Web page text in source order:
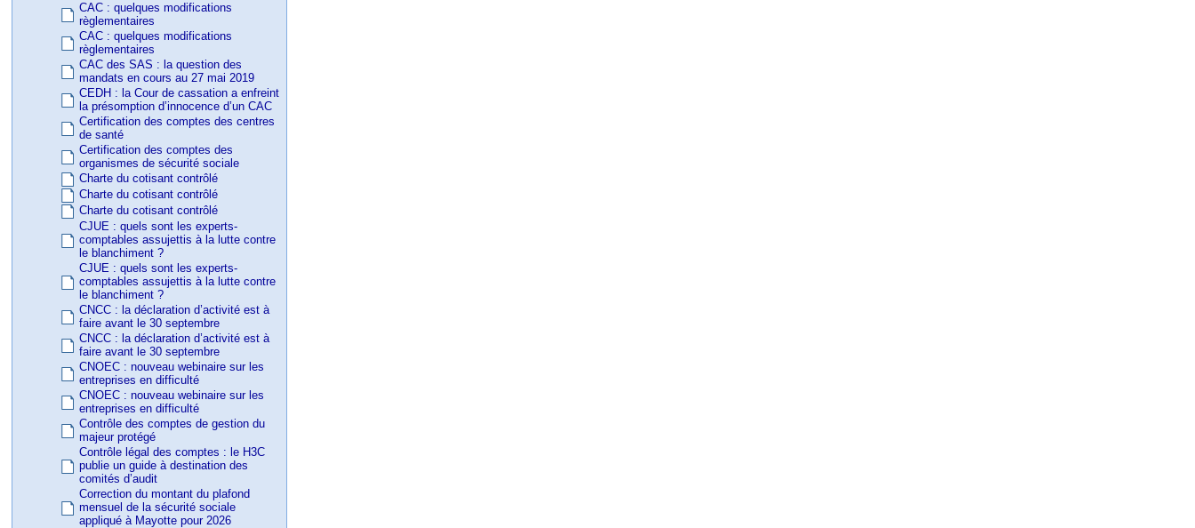
CAC : quelques modifications
règlementaires
CAC : quelques modifications
règlementaires
CAC des SAS : la question des
mandats en cours au 27 mai 2019
CEDH : la Cour de cassation a enfreint
la présomption d’innocence d’un CAC
Certification des comptes des centres
de santé
Certification des comptes des
organismes de sécurité sociale
Charte du cotisant contrôlé
Charte du cotisant contrôlé
Charte du cotisant contrôlé
CJUE : quels sont les experts-
comptables assujettis à la lutte contre
le blanchiment ?
CJUE : quels sont les experts-
comptables assujettis à la lutte contre
le blanchiment ?
CNCC : la déclaration d’activité est à
faire avant le 30 septembre
CNCC : la déclaration d’activité est à
faire avant le 30 septembre
CNOEC : nouveau webinaire sur les
entreprises en difficulté
CNOEC : nouveau webinaire sur les
entreprises en difficulté
Contrôle des comptes de gestion du
majeur protégé
Contrôle légal des comptes : le H3C
publie un guide à destination des
comités d’audit
Correction du montant du plafond
mensuel de la sécurité sociale
appliqué à Mayotte pour 2026